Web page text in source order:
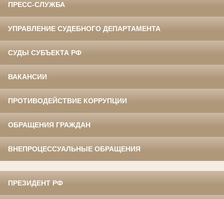
ПРЕСС-СЛУЖБА
УПРАВЛЕНИЕ СУДЕБНОГО ДЕПАРТАМЕНТА
СУДЫ СУБЪЕКТА РФ
ВАКАНСИИ
ПРОТИВОДЕЙСТВИЕ КОРРУПЦИИ
ОБРАЩЕНИЯ ГРАЖДАН
ВНЕПРОЦЕССУАЛЬНЫЕ ОБРАЩЕНИЯ
ПРЕЗИДЕНТ РФ